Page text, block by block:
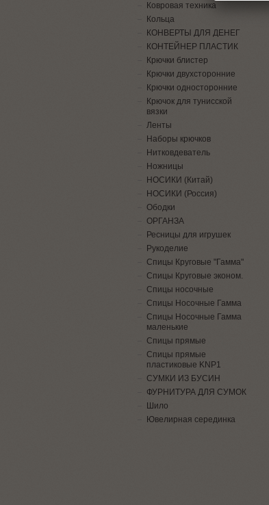
Ковровая техника
Кольца
КОНВЕРТЫ ДЛЯ ДЕНЕГ
КОНТЕЙНЕР ПЛАСТИК
Крючки блистер
Крючки двухсторонние
Крючки односторонние
Крючок для тунисской
вязки
Ленты
Наборы крючков
Нитковдеватель
Ножницы
НОСИКИ (Китай)
НОСИКИ (Россия)
Ободки
ОРГАНЗА
Ресницы для игрушек
Рукоделие
Спицы Круговые "Гамма"
Спицы Круговые эконом.
Спицы носочные
Спицы Носочные Гамма
Спицы Носочные Гамма
маленькие
Спицы прямые
Спицы прямые
пластиковые KNP1
СУМКИ ИЗ БУСИН
ФУРНИТУРА ДЛЯ СУМОК
Шило
Ювелирная серединка